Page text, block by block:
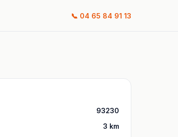
📞 04 65 84 91 13
93230
3 km